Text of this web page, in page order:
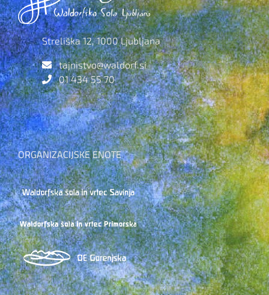
Streliška 12, 1000 Ljubljana
tajnistvo@waldorf.si
01 434 55 70
ORGANIZACIJSKE ENOTE